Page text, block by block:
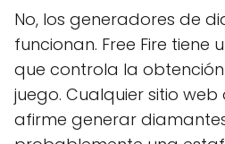
No, los generadores de
funcionan. Free Fire tiene
que controla la
juego. Cualquier sitio
afirme generar